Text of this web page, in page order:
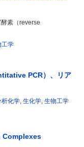
素（reverse
工学
PCR）、リア
析化学 生化学 生物工学
Complexes